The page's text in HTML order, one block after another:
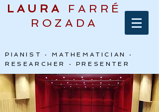
LAURA
FARRÉ
ROZADA
PIANIST · MATHEMATICIAN ·
RESEARCHER · PRESENTER